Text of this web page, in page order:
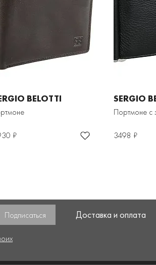
BELOTTI
₽
SERGIO
Портмоне с
3498 ₽
Доставка и оплата